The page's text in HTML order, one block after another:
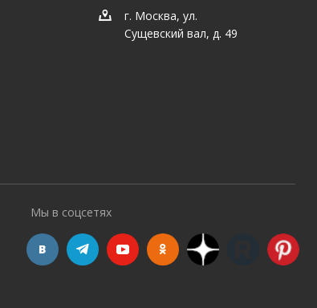
г. Москва, ул.
Сущевский вал, д. 49
Мы в соцсетях